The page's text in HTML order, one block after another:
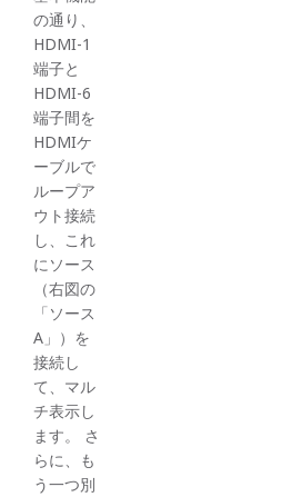
の通り、
HDMI-1
端子と
HDMI-6
端子間を
HDMIケ
ーブルで
ループア
ウト接続
し、これ
にソース
（右図の
「ソース
A」）を
接続し
て、マル
チ表示し
ます。 さ
らに、も
う一つ別